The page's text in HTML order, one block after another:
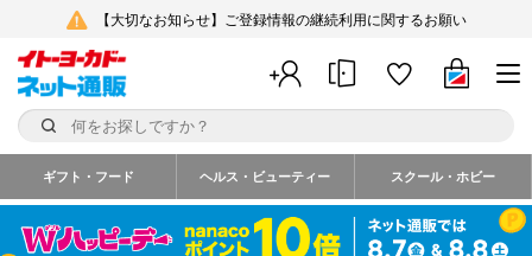
【大切なお知らせ】ご登録情報の継続利用に関するお願い
ギフト・フード ヘルス・ビューティー スクール・ホビー